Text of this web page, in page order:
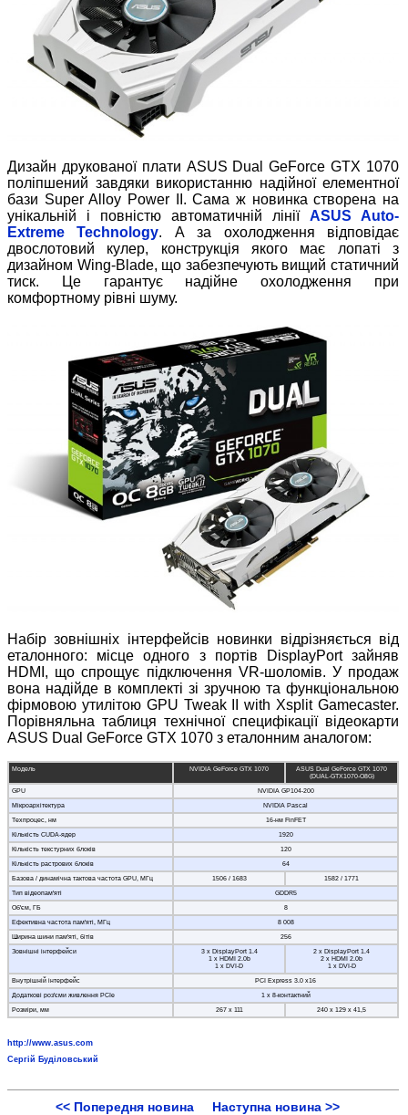
Дизайн друкованої плати ASUS Dual GeForce GTX 1070
поліпшений завдяки використанню надійної елементної
бази Super Alloy Power II. Сама ж новинка створена на
унікальній і повністю автоматичній лініїASUS Auto-
Extreme Technology. А за охолодження відповідає
двослотовий кулер, конструкція якого має лопаті з
дизайном Wing-Blade, що забезпечують вищий статичний
тиск. Це гарантує надійне охолодження при
комфортному рівні шуму.
Набір зовнішніх інтерфейсів новинки відрізняється від
еталонного: місце одного з портів DisplayPort зайняв
HDMI, що спрощує підключення VR-шоломів. У продаж
вона надійде в комплекті зі зручною та функціональною
фірмовою утилітою GPU Tweak II with Xsplit Gamecaster.
Порівняльна таблиця технічної специфікації відеокарти
ASUS Dual GeForce GTX 1070 з еталонним аналогом:
Модель NVIDIA GeForce GTX 1070
ASUS Dual GeForce GTX 1070
(DUAL-GTX1070-O8G)
GPU
NVIDIA GP104-200
Мікроархітектура
NVIDIA Pascal
Техпроцес, нм
16-нм FinFET
Кількість CUDA-ядер
1920
Кількість текстурних блоків
120
Кількість растрових блоків
64
Базова / динамічна тактова частота GPU, МГц
1506 / 1683
1582 / 1771
Тип відеопам'яті
GDDR5
Об'єм, ГБ
8
Ефективна частота пам'яті, МГц
8 008
Ширина шини пам'яті, бітів
256
Зовнішні інтерфейси
3 x DisplayPort 1.4
1 x HDMI 2.0b
1 x DVI-D
2 x DisplayPort 1.4
2 x HDMI 2.0b
1 x DVI-D
Внутрішній інтерфейс
PCI Express 3.0 x16
Додаткові роз'єми живлення PCIe
1 x 8-контактний
Розміри, мм
267 х 111 240 х 129 х 41,5
http://www.asus.com
Сергій Буділовський
<< Попередня новина Наступна новина >>